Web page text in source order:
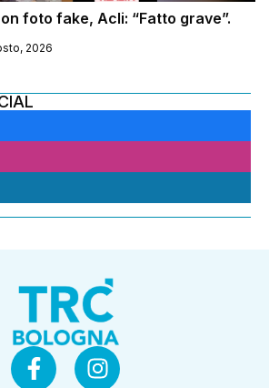
foto fake, Acli: “Fatto grave”.
2026